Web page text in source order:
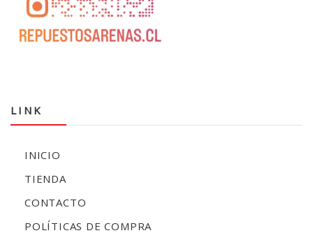
LINK
INICIO
TIENDA
CONTACTO
POLÍTICAS DE COMPRA